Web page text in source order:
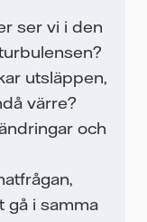
ser vi i den
utsläppen,
värre?
och
gå i samma